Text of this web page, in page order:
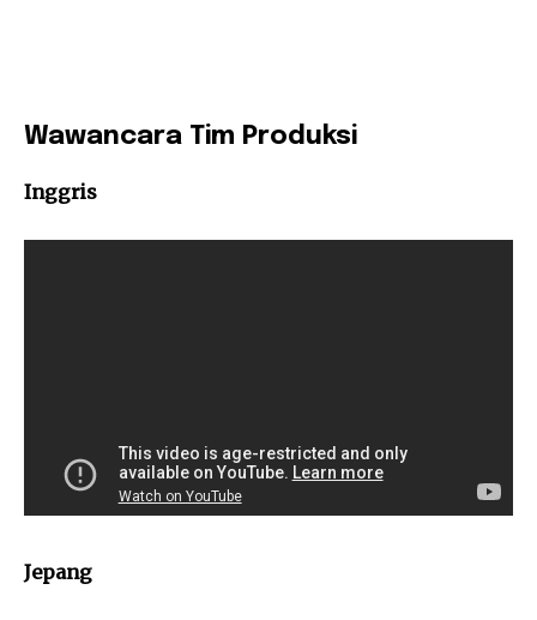
Wawancara Tim Produksi
Inggris
Jepang